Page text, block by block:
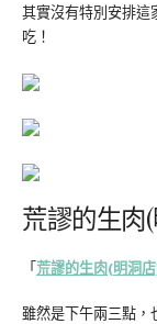
其實沒有特別安排這
吃！
荒謬的生肉
「荒謬的生肉(明洞
雖然是下午兩三點，